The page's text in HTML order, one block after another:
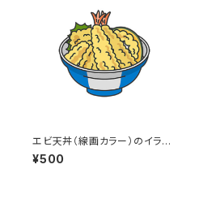
エビ天丼（線画カラー）のイラス
ト
¥500